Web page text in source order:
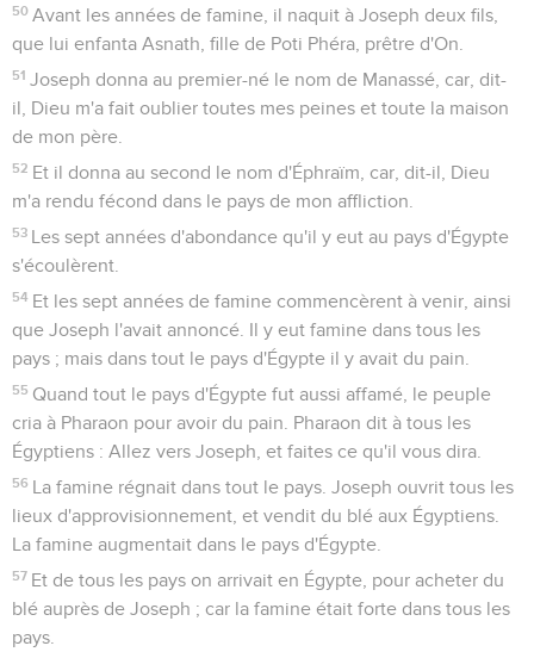
50 Avant les années de famine, il naquit à Joseph deux fils,
que lui enfanta Asnath, fille de Poti Phéra, prêtre d'On.
51 Joseph donna au premier-né le nom de Manassé, car, dit-
il, Dieu m'a fait oublier toutes mes peines et toute la maison
de mon père.
52 Et il donna au second le nom d'Éphraïm, car, dit-il, Dieu
m'a rendu fécond dans le pays de mon affliction.
53 Les sept années d'abondance qu'il y eut au pays d'Égypte
s'écoulèrent.
54 Et les sept années de famine commencèrent à venir, ainsi
que Joseph l'avait annoncé. Il y eut famine dans tous les
pays ; mais dans tout le pays d'Égypte il y avait du pain.
55 Quand tout le pays d'Égypte fut aussi affamé, le peuple
cria à Pharaon pour avoir du pain. Pharaon dit à tous les
Égyptiens : Allez vers Joseph, et faites ce qu'il vous dira.
56 La famine régnait dans tout le pays. Joseph ouvrit tous les
lieux d'approvisionnement, et vendit du blé aux Égyptiens.
La famine augmentait dans le pays d'Égypte.
57 Et de tous les pays on arrivait en Égypte, pour acheter du
blé auprès de Joseph ; car la famine était forte dans tous les
pays.